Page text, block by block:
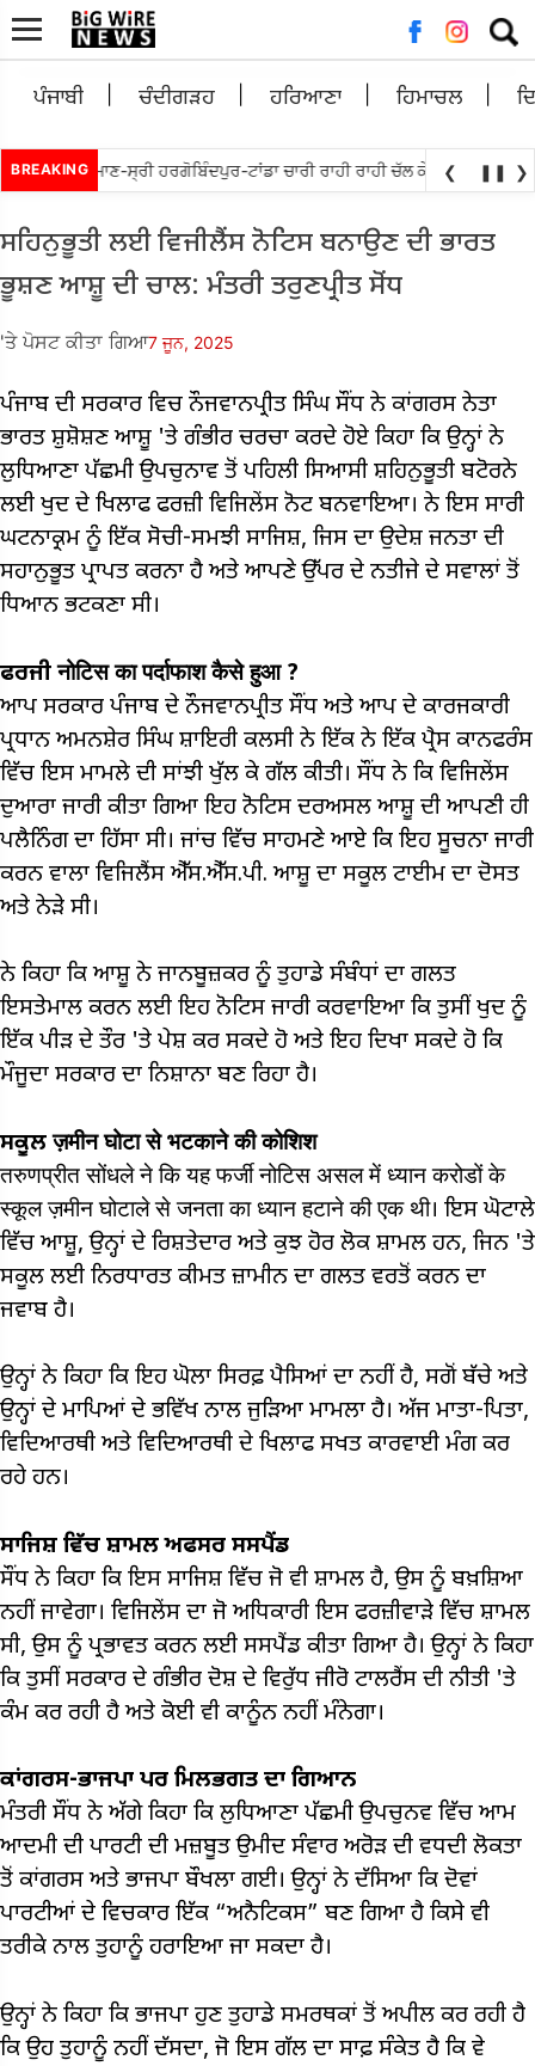
ਲਈ
ਖੋਜ:
ਪੰਜਾਬੀ ਚੰਦੀਗੜਹ ਹਰਿਆਣਾ ਹਿਮਾਚਲ
BREAKING
ਵਲੋਘੁਮਾਣ-ਸ੍ਰੀ ਹਰਗੋਬਿੰਦਪੁਰ-ਟਾਂਡਾ ਚਾਰੀ ਰਾਹੀ ਰਾਹੀ ਚੱਲ ਕੇ ਮੁੜ ਅਲਾਟ ਕਰਨ
❮ ❚❚ ❯
ਸਹਿਨੁਭੂਤੀ ਲਈ ਵਿਜੀਲੈਂਸ ਨੋਟਿਸ ਬਨਾਉਣ ਦੀ ਭਾਰਤ
ਭੂਸ਼ਣ ਆਸ਼ੂ ਦੀ ਚਾਲ: ਮੰਤਰੀ ਤਰੁਣਪ੍ਰੀਤ ਸੋਂਧ
'ਤੇ ਪੋਸਟ ਕੀਤਾ ਗਿਆ7 ਜੂਨ, 2025
ਪੰਜਾਬ ਦੀ ਸਰਕਾਰ ਵਿਚ ਨੌਜਵਾਨਪ੍ਰੀਤ ਸਿੰਘ ਸੌਂਧ ਨੇ ਕਾਂਗਰਸ ਨੇਤਾ
ਭਾਰਤ ਸ਼ੁਸ਼ੋਸ਼ਣ ਆਸ਼ੂ 'ਤੇ ਗੰਭੀਰ ਚਰਚਾ ਕਰਦੇ ਹੋਏ ਕਿਹਾ ਕਿ ਉਨ੍ਹਾਂ ਨੇ
ਲੁਧਿਆਣਾ ਪੱਛਮੀ ਉਪਚੁਨਾਵ ਤੋਂ ਪਹਿਲੀ ਸਿਆਸੀ ਸ਼ਹਿਨੁਭੂਤੀ ਬਟੋਰਨੇ
ਲਈ ਖੁਦ ਦੇ ਖਿਲਾਫ ਫਰਜ਼ੀ ਵਿਜਿਲੇਂਸ ਨੋਟ ਬਨਵਾਇਆ। ਨੇ ਇਸ ਸਾਰੀ
ਘਟਨਾਕ੍ਰਮ ਨੂੰ ਇੱਕ ਸੋਚੀ-ਸਮਝੀ ਸਾਜਿਸ਼, ਜਿਸ ਦਾ ਉਦੇਸ਼ ਜਨਤਾ ਦੀ
ਸਹਾਨੁਭੂਤ ਪ੍ਰਾਪਤ ਕਰਨਾ ਹੈ ਅਤੇ ਆਪਣੇ ਉੱਪਰ ਦੇ ਨਤੀਜੇ ਦੇ ਸਵਾਲਾਂ ਤੋਂ
ਧਿਆਨ ਭਟਕਣਾ ਸੀ।
ਫਰਜੀ नोटिस का पर्दाफाश कैसे हुआ ?
ਆਪ ਸਰਕਾਰ ਪੰਜਾਬ ਦੇ ਨੌਜਵਾਨਪ੍ਰੀਤ ਸੌਂਧ ਅਤੇ ਆਪ ਦੇ ਕਾਰਜਕਾਰੀ
ਪ੍ਰਧਾਨ ਅਮਨਸ਼ੇਰ ਸਿੰਘ ਸ਼ਾਇਰੀ ਕਲਸੀ ਨੇ ਇੱਕ ਨੇ ਇੱਕ ਪ੍ਰੈਸ ਕਾਨਫਰੰਸ
ਵਿੱਚ ਇਸ ਮਾਮਲੇ ਦੀ ਸਾਂਝੀ ਖੁੱਲ ਕੇ ਗੱਲ ਕੀਤੀ। ਸੌਂਧ ਨੇ ਕਿ ਵਿਜਿਲੇਂਸ
ਦੁਆਰਾ ਜਾਰੀ ਕੀਤਾ ਗਿਆ ਇਹ ਨੋਟਿਸ ਦਰਅਸਲ ਆਸ਼ੂ ਦੀ ਆਪਣੀ ਹੀ
ਪਲੈਨਿੰਗ ਦਾ ਹਿੱਸਾ ਸੀ। ਜਾਂਚ ਵਿੱਚ ਸਾਹਮਣੇ ਆਏ ਕਿ ਇਹ ਸੂਚਨਾ ਜਾਰੀ
ਕਰਨ ਵਾਲਾ ਵਿਜਿਲੈਂਸ ਐੱਸ.ਐੱਸ.ਪੀ. ਆਸ਼ੂ ਦਾ ਸਕੂਲ ਟਾਈਮ ਦਾ ਦੋਸਤ
ਅਤੇ ਨੇੜੇ ਸੀ।
ਨੇ ਕਿਹਾ ਕਿ ਆਸ਼ੂ ਨੇ ਜਾਨਬੂਜ਼ਕਰ ਨੂੰ ਤੁਹਾਡੇ ਸੰਬੰਧਾਂ ਦਾ ਗਲਤ
ਇਸਤੇਮਾਲ ਕਰਨ ਲਈ ਇਹ ਨੋਟਿਸ ਜਾਰੀ ਕਰਵਾਇਆ ਕਿ ਤੁਸੀਂ ਖੁਦ ਨੂੰ
ਇੱਕ ਪੀੜ ਦੇ ਤੌਰ 'ਤੇ ਪੇਸ਼ ਕਰ ਸਕਦੇ ਹੋ ਅਤੇ ਇਹ ਦਿਖਾ ਸਕਦੇ ਹੋ ਕਿ
ਮੌਜੂਦਾ ਸਰਕਾਰ ਦਾ ਨਿਸ਼ਾਨਾ ਬਣ ਰਿਹਾ ਹੈ।
ਸਕੂਲ ज़मीन घोटा से भटकाने की कोशिश
तरुणप्रीत सोंधले ने कि यह फर्जी नोटिस असल में ध्यान करोडों के
स्कूल ज़मीन घोटाले से जनता का ध्यान हटाने की एक थी। ਇਸ ਘੋਟਾਲੇ
ਵਿੱਚ ਆਸ਼ੂ, ਉਨ੍ਹਾਂ ਦੇ ਰਿਸ਼ਤੇਦਾਰ ਅਤੇ ਕੁਝ ਹੋਰ ਲੋਕ ਸ਼ਾਮਲ ਹਨ, ਜਿਨ 'ਤੇ
ਸਕੂਲ ਲਈ ਨਿਰਧਾਰਤ ਕੀਮਤ ਜ਼ਾਮੀਨ ਦਾ ਗਲਤ ਵਰਤੋਂ ਕਰਨ ਦਾ
ਜਵਾਬ ਹੈ।
ਉਨ੍ਹਾਂ ਨੇ ਕਿਹਾ ਕਿ ਇਹ ਘੋਲਾ ਸਿਰਫ਼ ਪੈਸਿਆਂ ਦਾ ਨਹੀਂ ਹੈ, ਸਗੋਂ ਬੱਚੇ ਅਤੇ
ਉਨ੍ਹਾਂ ਦੇ ਮਾਪਿਆਂ ਦੇ ਭਵਿੱਖ ਨਾਲ ਜੁੜਿਆ ਮਾਮਲਾ ਹੈ। ਅੱਜ ਮਾਤਾ-ਪਿਤਾ,
ਵਿਦਿਆਰਥੀ ਅਤੇ ਵਿਦਿਆਰਥੀ ਦੇ ਖਿਲਾਫ ਸਖਤ ਕਾਰਵਾਈ ਮੰਗ ਕਰ
ਰਹੇ ਹਨ।
ਸਾਜਿਸ਼ ਵਿੱਚ ਸ਼ਾਮਲ ਅਫਸਰ ਸਸਪੈਂਡ
ਸੌਂਧ ਨੇ ਕਿਹਾ ਕਿ ਇਸ ਸਾਜਿਸ਼ ਵਿੱਚ ਜੋ ਵੀ ਸ਼ਾਮਲ ਹੈ, ਉਸ ਨੂੰ ਬਖ਼ਸ਼ਿਆ
ਨਹੀਂ ਜਾਵੇਗਾ। ਵਿਜਿਲੇਂਸ ਦਾ ਜੋ ਅਧਿਕਾਰੀ ਇਸ ਫਰਜ਼ੀਵਾੜੇ ਵਿੱਚ ਸ਼ਾਮਲ
ਸੀ, ਉਸ ਨੂੰ ਪ੍ਰਭਾਵਤ ਕਰਨ ਲਈ ਸਸਪੈਂਡ ਕੀਤਾ ਗਿਆ ਹੈ। ਉਨ੍ਹਾਂ ਨੇ ਕਿਹਾ
ਕਿ ਤੁਸੀਂ ਸਰਕਾਰ ਦੇ ਗੰਭੀਰ ਦੋਸ਼ ਦੇ ਵਿਰੁੱਧ ਜੀਰੋ ਟਾਲਰੈਂਸ ਦੀ ਨੀਤੀ 'ਤੇ
ਕੰਮ ਕਰ ਰਹੀ ਹੈ ਅਤੇ ਕੋਈ ਵੀ ਕਾਨੂੰਨ ਨਹੀਂ ਮੰਨੇਗਾ।
ਕਾਂਗਰਸ-ਭਾਜਪਾ ਪਰ ਮਿਲਭਗਤ ਦਾ ਗਿਆਨ
ਮੰਤਰੀ ਸੌਂਧ ਨੇ ਅੱਗੇ ਕਿਹਾ ਕਿ ਲੁਧਿਆਣਾ ਪੱਛਮੀ ਉਪਚੁਨਵ ਵਿੱਚ ਆਮ
ਆਦਮੀ ਦੀ ਪਾਰਟੀ ਦੀ ਮਜ਼ਬੂਤ ​​ਉਮੀਦ ਸੰਵਾਰ ਅਰੋੜ ਦੀ ਵਧਦੀ ਲੋਕਤਾ
ਤੋਂ ਕਾਂਗਰਸ ਅਤੇ ਭਾਜਪਾ ਬੌਖਲਾ ਗਈ। ਉਨ੍ਹਾਂ ਨੇ ਦੱਸਿਆ ਕਿ ਦੋਵਾਂ
ਪਾਰਟੀਆਂ ਦੇ ਵਿਚਕਾਰ ਇੱਕ “ਅਨੈਟਿਕਸ” ਬਣ ਗਿਆ ਹੈ ਕਿਸੇ ਵੀ
ਤਰੀਕੇ ਨਾਲ ਤੁਹਾਨੂੰ ਹਰਾਇਆ ਜਾ ਸਕਦਾ ਹੈ।
ਉਨ੍ਹਾਂ ਨੇ ਕਿਹਾ ਕਿ ਭਾਜਪਾ ਹੁਣ ਤੁਹਾਡੇ ਸਮਰਥਕਾਂ ਤੋਂ ਅਪੀਲ ਕਰ ਰਹੀ ਹੈ
ਕਿ ਉਹ ਤੁਹਾਨੂੰ ਨਹੀਂ ਦੱਸਦਾ, ਜੋ ਇਸ ਗੱਲ ਦਾ ਸਾਫ਼ ਸੰਕੇਤ ਹੈ ਕਿ ਵੇ